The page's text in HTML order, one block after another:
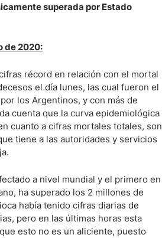
superada por Estado
de 2020:
récord en relación con el mortal
el día lunes, las cual fueron el
los Argentinos, y con más de
cuenta que la curva epidemiológica
cuanto a cifras mortales totales, son
tiene a las autoridades y servicios
a nivel mundial y el primero en
ha superado los 2 millones de
había tenido cifras diarias de
pero en las últimas horas esta
esto no es un aliciente, puesto